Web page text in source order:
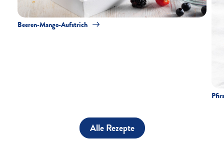
Beeren-Mango-Aufstrich
Alle Rezepte